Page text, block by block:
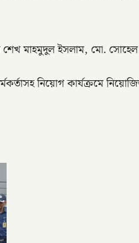
মাহমুদুল ইসলাম, মো. সোহেল
নিয়োগ কার্যক্রমে